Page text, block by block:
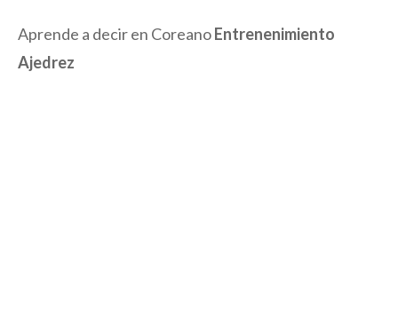
Aprende a decir en CoreanoEntrenenimiento
Ajedrez